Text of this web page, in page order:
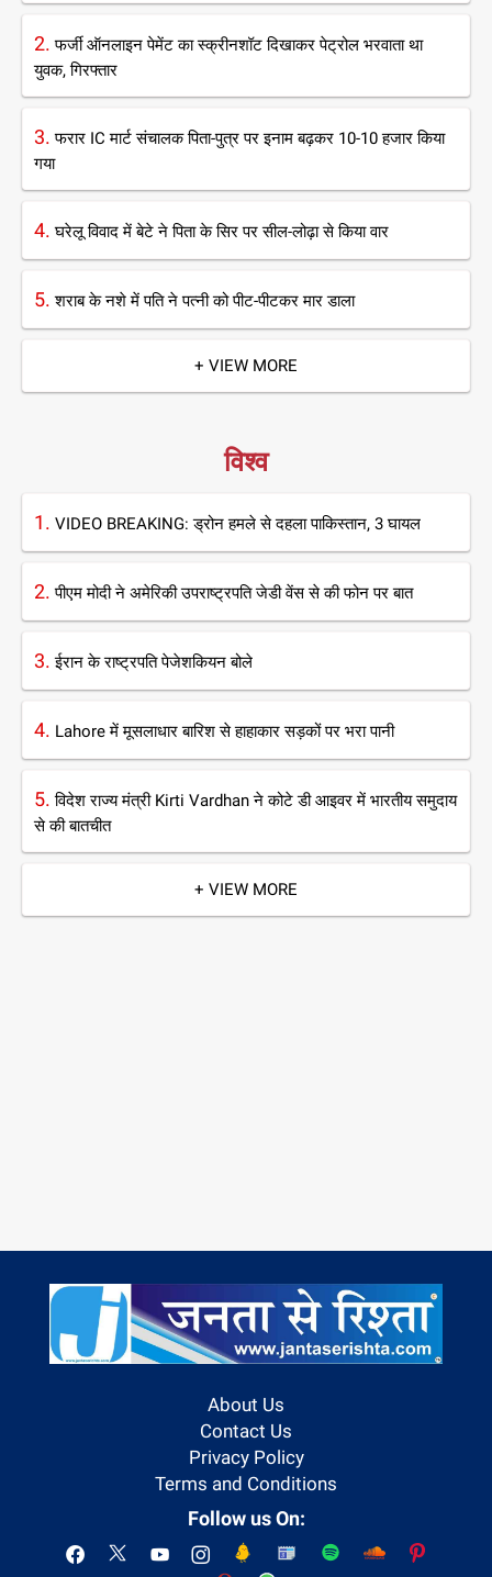
2.फर्जी ऑनलाइन पेमेंट का स्क्रीनशॉट दिखाकर पेट्रोल भरवाता था
युवक, गिरफ्तार
3.फरार IC मार्ट संचालक पिता-पुत्र पर इनाम बढ़कर 10-10 हजार किया
गया
4.घरेलू विवाद में बेटे ने पिता के सिर पर सील-लोढ़ा से किया वार
5.शराब के नशे में पति ने पत्नी को पीट-पीटकर मार डाला
+ VIEW MORE
विश्व
1. VIDEO BREAKING: ड्रोन हमले से दहला पाकिस्तान, 3 घायल
2.पीएम मोदी ने अमेरिकी उपराष्ट्रपति जेडी वेंस से की फोन पर बात
3.ईरान के राष्ट्रपति पेजेशकियन बोले
4. Lahore में मूसलाधार बारिश से हाहाकार सड़कों पर भरा पानी
5.विदेश राज्य मंत्री Kirti Vardhan ने कोटे डी आइवर में भारतीय समुदाय
से की बातचीत
+ VIEW MORE
About Us
Contact Us
Privacy Policy
Terms and Conditions
Follow us On: